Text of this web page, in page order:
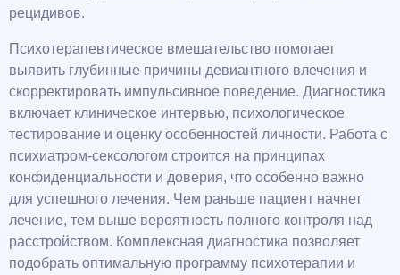
рецидивов.
Психотерапевтическое вмешательство помогает
выявить глубинные причины девиантного влечения и
скорректировать импульсивное поведение. Диагностика
включает клиническое интервью, психологическое
тестирование и оценку особенностей личности. Работа с
психиатром-сексологом строится на принципах
конфиденциальности и доверия, что особенно важно
для успешного лечения. Чем раньше пациент начнет
лечение, тем выше вероятность полного контроля над
расстройством. Комплексная диагностика позволяет
подобрать оптимальную программу психотерапии и